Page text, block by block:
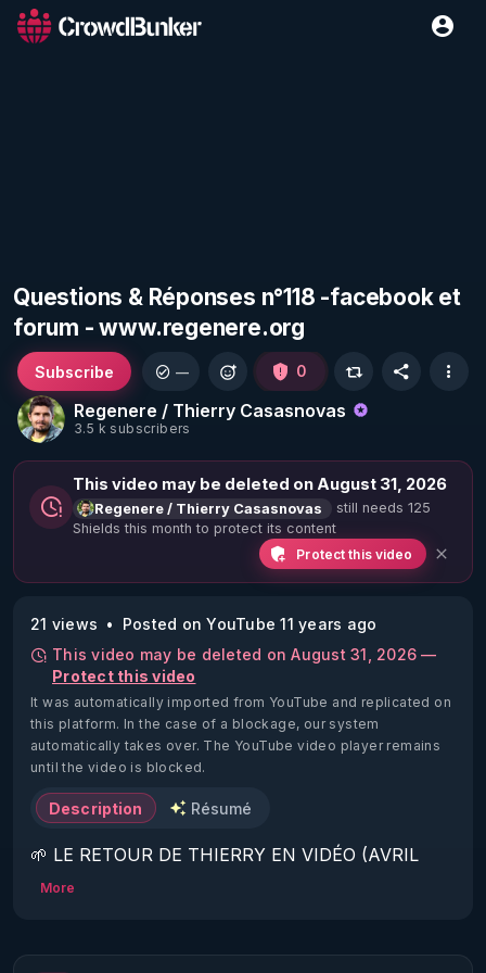
Questions & Réponses n°118 -facebook et
forum - www.regenere.org
Regenere / Thierry Casasnovas
3.5 k subscribers
Subscribe — 0
This video may be deleted on August 31, 2026
Regenere / Thierry Casasnovas
still needs 125
Shields this month to protect its content
Protect this video
21 views
Posted on YouTube 11 years ago
This video may be deleted on August 31, 2026 —
Protect this video
It was automatically imported from YouTube and replicated on
this platform. In the case of a blockage, our system
automatically takes over. The YouTube video player remains
until the video is blocked.
Description Résumé
🌱 LE RETOUR DE THIERRY EN VIDÉO (AVRIL
2022)!
https://www.rgnr.fr/presentation.html
More